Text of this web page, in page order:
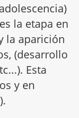
la etapa en
la aparición
(desarrollo
Esta
y en